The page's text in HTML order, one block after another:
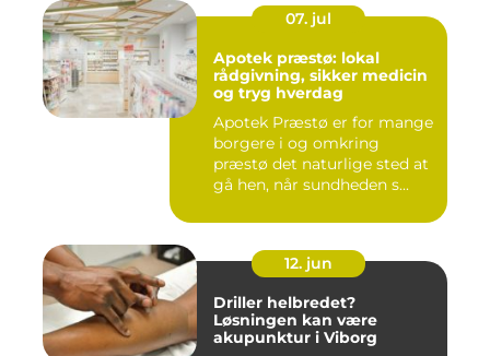
07. jul
Apotek præstø: lokal
rådgivning, sikker medicin
og tryg hverdag
Apotek Præstø er for mange
borgere i og omkring
præstø det naturlige sted at
gå hen, når sundheden s...
12. jun
Driller helbredet?
Løsningen kan være
akupunktur i Viborg